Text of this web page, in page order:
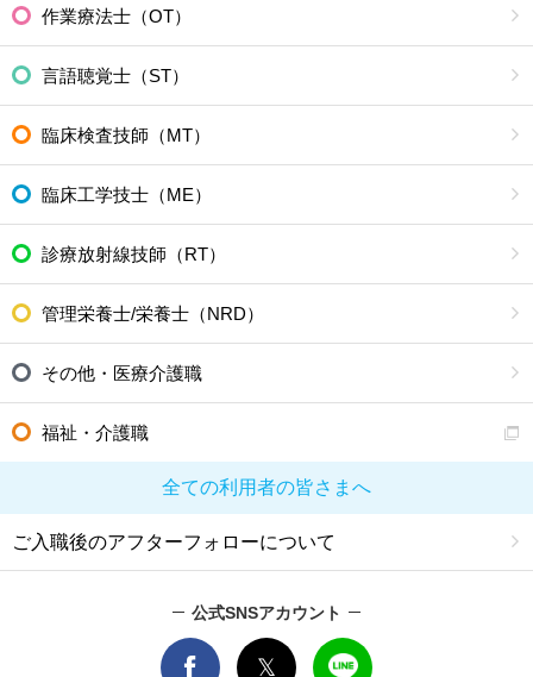
作業療法士（OT）
言語聴覚士（ST）
臨床検査技師（MT）
臨床工学技士（ME）
診療放射線技師（RT）
管理栄養士/栄養士（NRD）
その他・医療介護職
福祉・介護職
全ての利用者の皆さまへ
ご入職後のアフターフォローについて
公式SNSアカウント